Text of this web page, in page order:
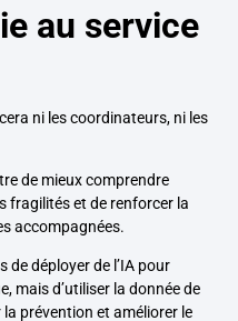
au service
ni les coordinateurs, ni les
de mieux comprendre
fragilités et de renforcer la
accompagnées.
de déployer de l’IA pour
mais d’utiliser la donnée de
prévention et améliorer le